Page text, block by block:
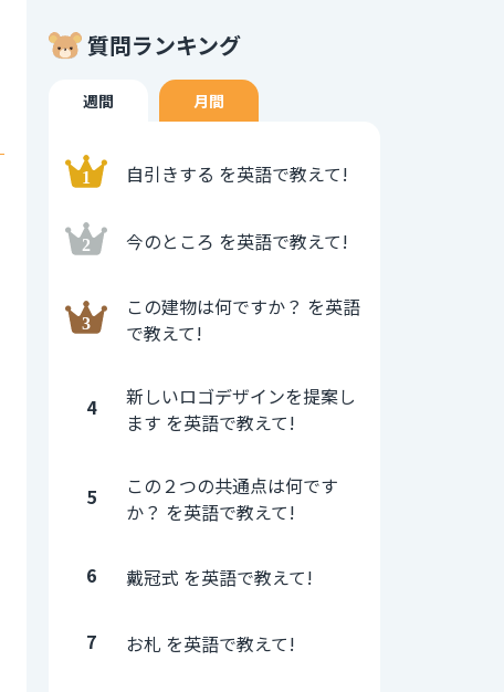
質問ランキング
週間 月間
自引きする を英語で教えて!
今のところ を英語で教えて!
この建物は何ですか？ を英語
で教えて!
4
新しいロゴデザインを提案し
ます を英語で教えて!
5
この２つの共通点は何です
か？ を英語で教えて!
6 戴冠式 を英語で教えて!
7 お札 を英語で教えて!